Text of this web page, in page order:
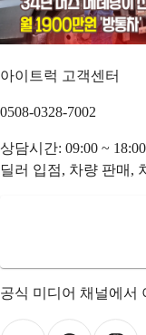
아이트럭 고객센터
0508-0328-7002
상담시간: 09:00 ~
딜러 입점, 차량 판매,
공식 미디어 채널에서